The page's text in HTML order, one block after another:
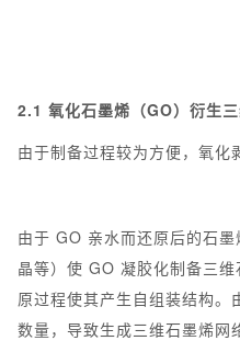
2.1 氧化石墨烯（GO）衍生
由于制备过程较为方便，氧化
由于 GO 亲水而还原后的石
晶等）使 GO 凝胶化制备三
原过程使其产生自组装结构
数量，导致生成三维石墨烯网